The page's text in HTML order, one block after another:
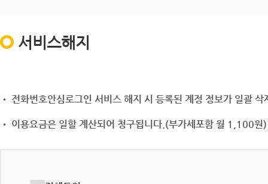
서비스해지
• 전화번호안심로그인 서비스 해지 시 등록된 계정 정보가 일괄
• 이용요금은 일할 계산되어 청구됩니다.(부가세포함 월 1,100원)